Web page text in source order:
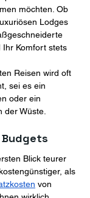
möchten. Ob
Lodges
Ihr Komfort stets
Reisen wird oft
sei es ein
oder ein
der Wüste.
Blick teurer
als
von